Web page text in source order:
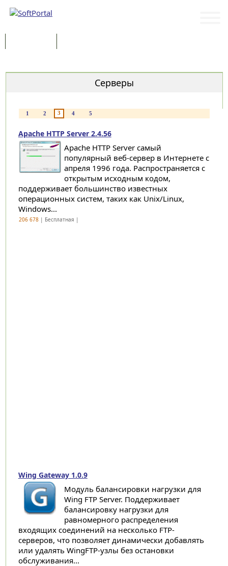
Серверы
1 2 3 4 5
Apache HTTP Server 2.4.56
Apache HTTP Server самый
популярный веб-сервер в Интернете с
апреля 1996 года. Распространяется с
открытым исходным кодом,
поддерживает большинство известных
операционных систем, таких как Unix/Linux,
Windows...
206 678| Бесплатная |
Wing Gateway 1.0.9
Модуль балансировки нагрузки для
Wing FTP Server. Поддерживает
балансировку нагрузки для
равномерного распределения
входящих соединений на несколько FTP-
серверов, что позволяет динамически добавлять
или удалять WingFTP-узлы без остановки
обслуживания...